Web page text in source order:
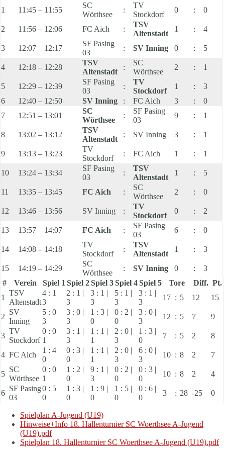
1
11:45 – 11:55
SC
Wörthsee
:
TV
Stockdorf
0 : 0
2 11:56 – 12:06 FC Aich :
TSV
Altenstadt
1 : 4
3 12:07 – 12:17
SF Pasing
03
: SV Inning 0 : 5
4 12:18 – 12:28
TSV
Altenstadt
:
SC
Wörthsee
2 : 1
5 12:29 – 12:39
SF Pasing
03
:
TV
Stockdorf
1 :
3
6
12:40 – 12:50 SV Inning : FC Aich 3 :
0
7
12:51 – 13:01
SC
Wörthsee
:
SF Pasing
03
9 : 1
8 13:02 – 13:12
TSV
Altenstadt
: SV Inning 3 : 1
9 13:13 – 13:23
TV
Stockdorf
: FC Aich 1 : 1
10 13:24 – 13:34
SF Pasing
03
:
TSV
Altenstadt
1 : 5
11 13:35 – 13:45 FC Aich :
SC
Wörthsee
2 : 0
12 13:46 – 13:56 SV Inning :
TV
Stockdorf
0 : 2
13 13:57 – 14:07 FC Aich :
SF Pasing
03
6 : 0
14 14:08 – 14:18
TV
Stockdorf
:
TSV
Altenstadt
1 : 3
15 14:19 – 14:29
SC
Wörthsee
: SV Inning 0 :
3
#
Verein Spiel 1 Spiel 2 Spiel 3 Spiel 4 Spiel 5 Tore Diff. Pt.
1
TSV
Altenstadt
4 : 1 |
3
2 : 1 |
3
3 : 1 |
3
5 : 1 |
3
3 : 1 |
3
17 : 5 12 15
2
SV
Inning
5 : 0 |
3
3 : 0 |
3
1 : 3 |
0
0 : 2 |
0
3 : 0 |
3
12 : 5 7 9
3
TV
Stockdorf
0 : 0 |
1
3 : 1 |
3
1 : 1 |
1
2 : 0 |
3
1 : 3 |
0
7 : 5 2 8
4 FC Aich
1 : 4 |
0
0 : 3 |
0
1 : 1 |
1
2 : 0 |
3
6 : 0 |
3
10 : 8 2 7
5
SC
Wörthsee
0 : 0 |
1
1 : 2 |
0
9 : 1 |
3
0 : 2 |
0
0 : 3 |
0
10 : 8 2 4
6
SF Pasing
03
0 : 5 |
0
1 : 3 |
0
1 : 9 |
0
1 : 5 |
0
0 : 6 |
0
3 : 28 -25 0
Spielplan A-Jugend (U19)
Hinweise+Info 18. Hallenturnier SC Woerthsee A-Jugend
(U19).pdf
Spielplan 18. Hallenturnier SC Woerthsee A-Jugend (U19).pdf